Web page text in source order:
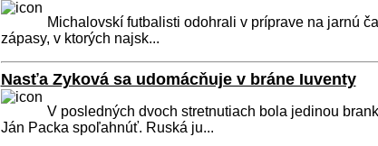
Michalovskí futbalisti odohrali v príprave na jarnú
zápasy, v ktorých najsk...
Nasťa Zyková sa udomácňuje v bráne Iuventy
V posledných dvoch stretnutiach bola jedinou
Ján Packa spoľahnúť. Ruská ju...